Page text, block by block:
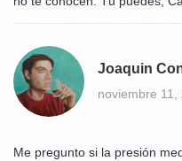
Joaquin
noviembre 11,
Me pregunto si la presión